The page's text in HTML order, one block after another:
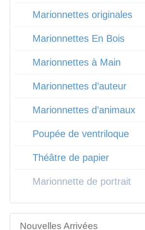
Marionnettes originales
Marionnettes En Bois
Marionnettes à Main
Marionnettes d’auteur
Marionnettes d’animaux
Poupée de ventriloque
Théâtre de papier
Marionnette de portrait
Nouvelles Arrivées